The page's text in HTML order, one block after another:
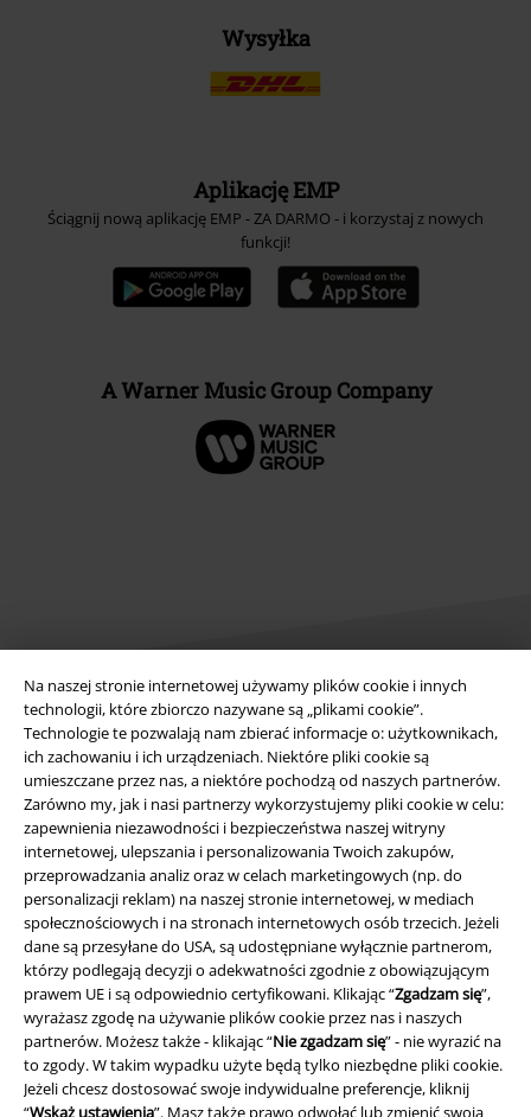
Na naszej stronie internetowej używamy plików cookie i innych
technologii, które zbiorczo nazywane są „plikami cookie”.
Technologie te pozwalają nam zbierać informacje o: użytkownikach,
ich zachowaniu i ich urządzeniach. Niektóre pliki cookie są
umieszczane przez nas, a niektóre pochodzą od naszych partnerów.
Zarówno my, jak i nasi partnerzy wykorzystujemy pliki cookie w celu:
zapewnienia niezawodności i bezpieczeństwa naszej witryny
internetowej, ulepszania i personalizowania Twoich zakupów,
przeprowadzania analiz oraz w celach marketingowych (np. do
personalizacji reklam) na naszej stronie internetowej, w mediach
społecznościowych i na stronach internetowych osób trzecich. Jeżeli
dane są przesyłane do USA, są udostępniane wyłącznie partnerom,
którzy podlegają decyzji o adekwatności zgodnie z obowiązującym
prawem UE i są odpowiednio certyfikowani. Klikając “Zgadzam się”,
wyrażasz zgodę na używanie plików cookie przez nas i naszych
partnerów. Możesz także - klikając “Nie zgadzam się” - nie wyrazić na
to zgody. W takim wypadku użyte będą tylko niezbędne pliki cookie.
Jeżeli chcesz dostosować swoje indywidualne preferencje, kliknij
“Wskaż ustawienia”. Masz także prawo odwołać lub zmienić swoją
Wysyłka
Aplikację EMP
Ściągnij nową aplikację EMP - ZA DARMO - i korzystaj z nowych
funkcji!
A Warner Music Group Company
Informacje prawne
Regulamin
Dane firmy
Polityka prywatności
Unieszkodliwianie odpadów i ochrona środowiska
Deklaracja Zgodności
Informacje dotyczące dostępności
Ustawienia Plików Cookie